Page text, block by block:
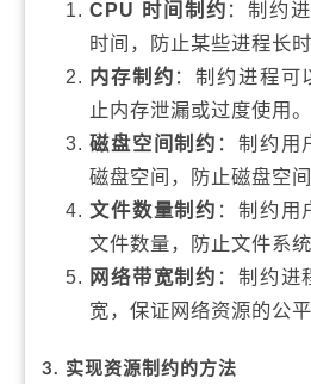
CPU 时间制约 ：制约
时间，防止某些进程长
内存制约 ：制约进程可
止内存泄漏或过度使用。
磁盘空间制约 ：制约用
磁盘空间，防止磁盘空间
文件数量制约 ：制约用
文件数量，防止文件系
网络带宽制约 ：制约进
宽，保证网络资源的公平
3. 实现资源制约的方法